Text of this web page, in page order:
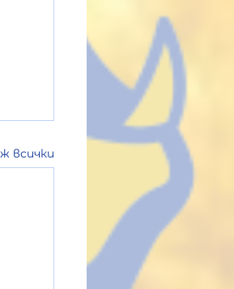
всички